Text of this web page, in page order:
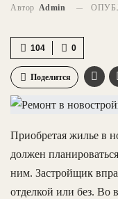
Автор Admin
0
104
Поделится
Приобретая жилье в
должен
ним. Застройщик
отделкой или без. Во